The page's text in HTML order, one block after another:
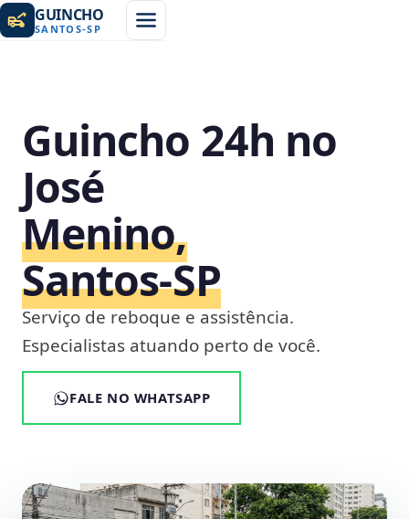
GUINCHO
SANTOS-SP
Guincho 24h no
José
Menino,
Santos‑SP
Serviço de reboque e assistência.
Especialistas atuando perto de você.
FALE NO WHATSAPP